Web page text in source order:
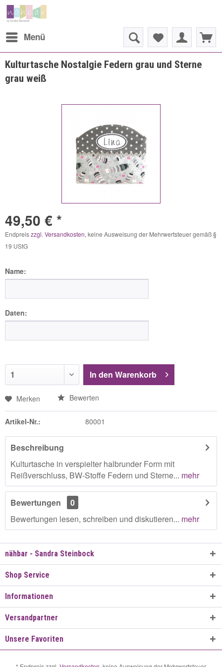
Menü
Kulturtasche Nostalgie Federn grau und Sterne
grau weiß
49,50 € *
Endpreiszzgl. Versandkosten, keine Ausweisung der Mehrwertsteuer gemäß §
19 UStG
Name:
Daten:
In den Warenkorb
Merken Bewerten
Artikel-Nr.: 80001
Beschreibung
Kulturtasche in verspielter halbrunder Form mit
Reißverschluss, BW-Stoffe Federn und Sterne... mehr
Bewertungen
0
Bewertungen lesen, schreiben und diskutieren... mehr
nähbar - Sandra Steinbock
Shop Service
Informationen
Versandpartner
Unsere Favoriten